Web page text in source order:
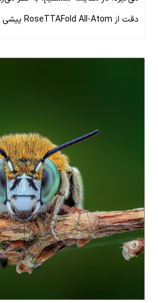
دقت از RoseTTAFold All-Atom پیشی می‌گیرد.